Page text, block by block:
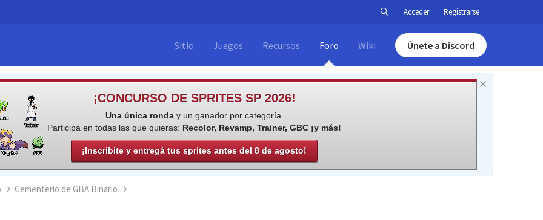
Acceder Registrarse
Sitio Juegos Recursos Foro Wiki Únete a Discord
¡CONCURSO DE SPRITES SP 2026!
Una única ronday un ganador por categoría.
Participá en todas las que quieras: Recolor, Revamp, Trainer, GBC ¡y más!
¡Inscribite y entregá tus sprites antes del 8 de agosto!
Cementerio de GBA Binario